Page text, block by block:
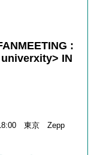
:
IN
東京 Zepp